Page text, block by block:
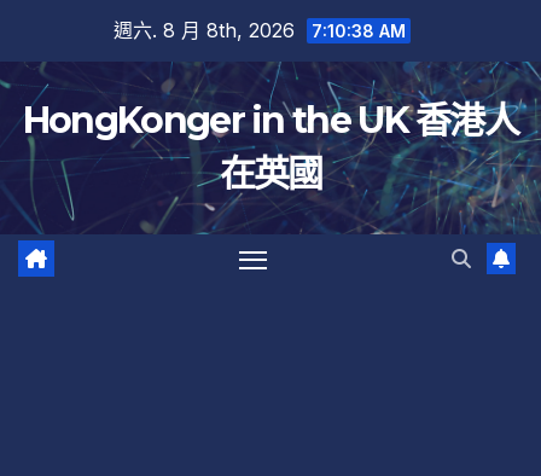
內
容
週六. 8 月 8th, 2026 7:10:39 AM
HongKonger in the UK 香港人
在英國